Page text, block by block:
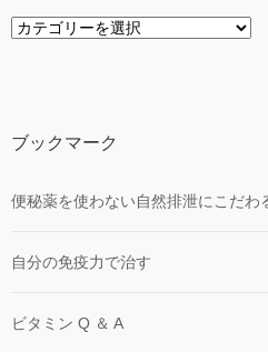
カ
ブックマーク
便秘薬を使わない自然排泄にこだわ
自分の免疫力で治す
ビタミン Q ＆ A